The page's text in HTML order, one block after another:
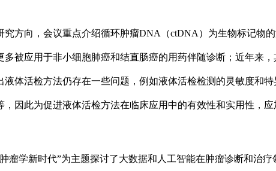
方向，会议重点介绍循环肿瘤DNA（ctDNA）为生物标记物
被应用于非小细胞肺癌和结直肠癌的用药伴随诊断；近年来
体活检方法仍存在一些问题，例如液体活检检测的灵敏度和
因此为促进液体活检方法在临床应用中的有效性和实用性，应
瘤学新时代”为主题探讨了大数据和人工智能在肿瘤诊断和治